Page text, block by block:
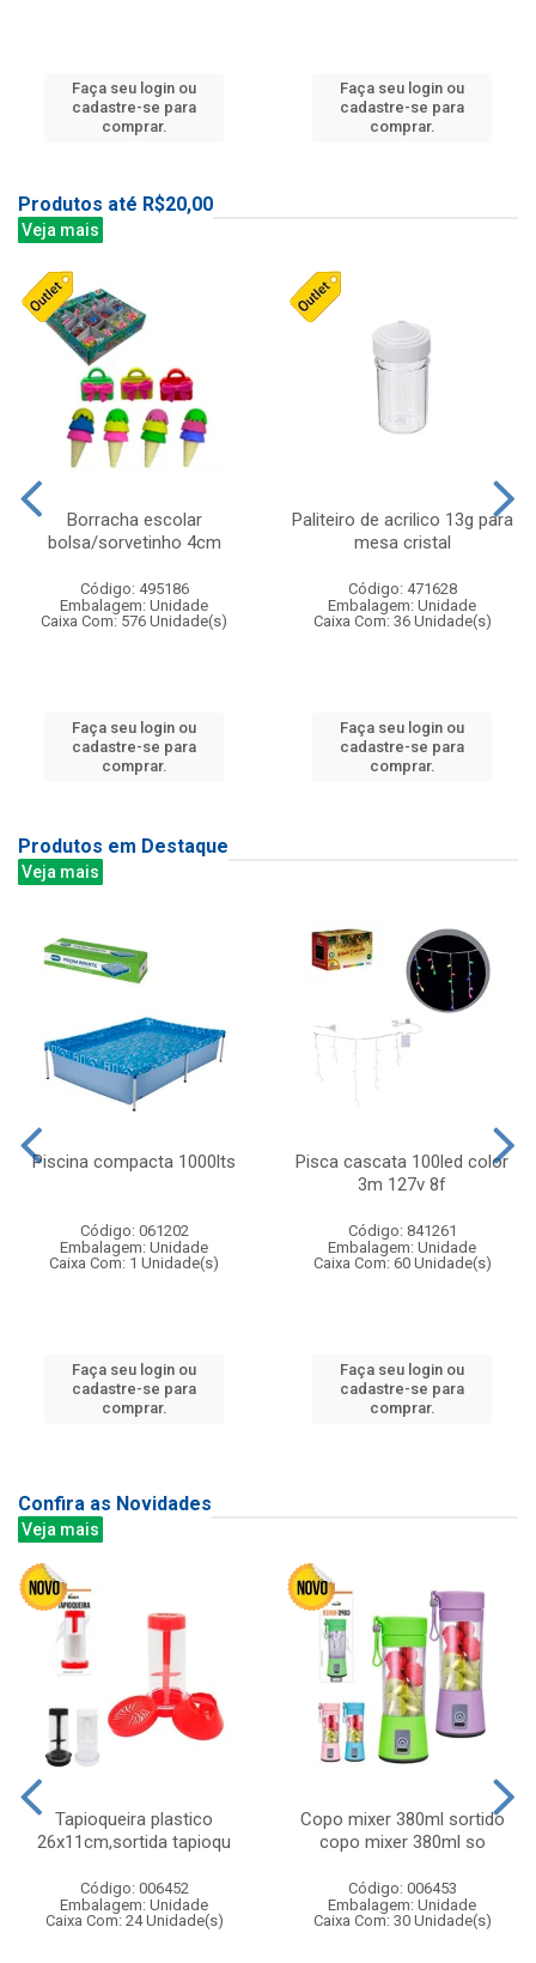
Faça seu login ou
cadastre-se para
comprar.
Faça seu login ou
cadastre-se para
comprar.
Produtos até R$20,00
Veja mais
Borracha escolar
bolsa/sorvetinho 4cm
Código: 495186
Embalagem: Unidade
Caixa Com: 576 Unidade(s)
Faça seu login ou
cadastre-se para
comprar.
Paliteiro de acrilico 13g para
mesa cristal
Código: 471628
Embalagem: Unidade
Caixa Com: 36 Unidade(s)
Faça seu login ou
cadastre-se para
comprar.
Produtos em Destaque
Veja mais
Piscina compacta 1000lts
Código: 061202
Embalagem: Unidade
Caixa Com: 1 Unidade(s)
Faça seu login ou
cadastre-se para
comprar.
Pisca cascata 100led color
3m 127v 8f
Código: 841261
Embalagem: Unidade
Caixa Com: 60 Unidade(s)
Faça seu login ou
cadastre-se para
comprar.
Confira as Novidades
Veja mais
Tapioqueira plastico
26x11cm,sortida tapioqu
Código: 006452
Embalagem: Unidade
Caixa Com: 24 Unidade(s)
Copo mixer 380ml sortido
copo mixer 380ml so
Código: 006453
Embalagem: Unidade
Caixa Com: 30 Unidade(s)